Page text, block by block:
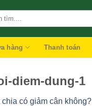
hàng Thanh toán
diem-dung-1
chia có giảm cân không?